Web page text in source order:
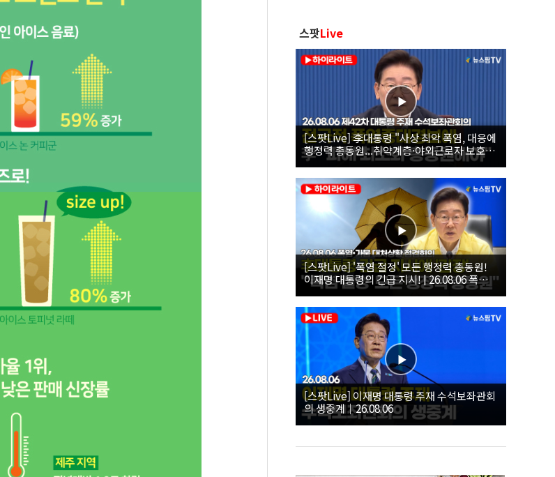
스팟Live
[스팟Live] 李대통령 "사상 최악 폭염, 대응에
행정력 총동원...취약계층·야외근로자 보호에
힘써야"｜26.08.06 제42차 대통령 주재 수석
보좌관회의
[스팟Live] '폭염 절정' 모든 행정력 총동원!
이재명 대통령의 긴급 지시! | 26.08.06 폭염•
가뭄 대처상황 점검회의
[스팟Live] 이재명 대통령 주재 수석보좌관회
의 생중계｜26.08.06